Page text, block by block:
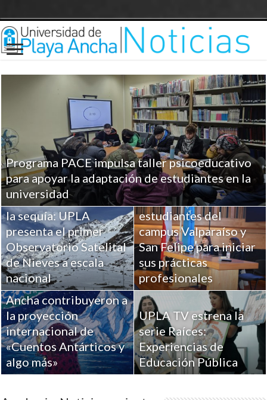
Programa PACE impulsa taller psicoeducativo
para apoyar la adaptación de estudiantes en la
universidad
Ciencia para combatir
la sequía: UPLA
presenta el primer
Observatorio Satelital
de Nieves a escala
nacional
UPLA entrega
herramientas clave a
más de 100
estudiantes del
campus Valparaíso y
San Felipe para iniciar
sus prácticas
profesionales
Académicos de la
Universidad de Playa
Ancha contribuyeron a
la proyección
internacional de
«Cuentos Antárticos y
algo más»
UPLA TV estrena la
serie Raíces:
Experiencias de
Educación Pública